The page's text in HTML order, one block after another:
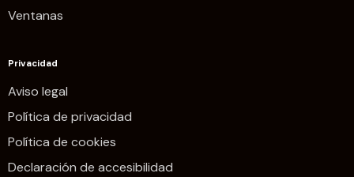
Ventanas
Privacidad
Aviso legal
Política de privacidad
Política de cookies
Declaración de accesibilidad